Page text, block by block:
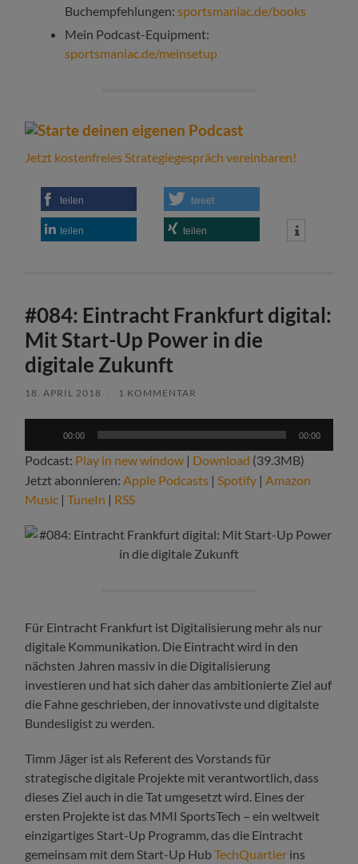
Buchempfehlungen:sportsmaniac.de/books
Mein Podcast-Equipment:
sportsmaniac.de/meinsetup
Jetzt kostenfreies Strategiegespräch vereinbaren!
teilen tweet
teilen teilen
#084: Eintracht Frankfurt digital:
Mit Start-Up Power in die
digitale Zukunft
18. APRIL 2018 1 KOMMENTAR
00:00 00:00
Podcast: Play in new window | Download (39.3MB)
Jetzt abonnieren:Apple Podcasts |Spotify |Amazon
Music |TuneIn | RSS
Für Eintracht Frankfurt ist Digitalisierung mehr als nur
digitale Kommunikation. Die Eintracht wird in den
nächsten Jahren massiv in die Digitalisierung
investieren und hat sich daher das ambitionierte Ziel auf
die Fahne geschrieben, der innovativste und digitalste
Bundesligist zu werden.
Timm Jäger ist als Referent des Vorstands für
strategische digitale Projekte mit verantwortlich, dass
dieses Ziel auch in die Tat umgesetzt wird. Eines der
ersten Projekte ist das MMI SportsTech – ein weltweit
einzigartiges Start-Up Programm, das die Eintracht
gemeinsam mit dem Start-Up HubTechQuartier ins